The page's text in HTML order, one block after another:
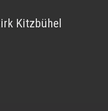
Kitzbühel